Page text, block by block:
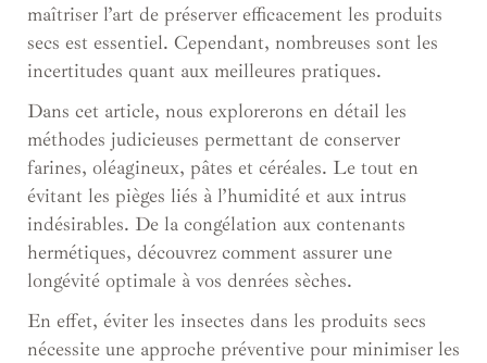
maîtriser l’art de préserver efficacement les produits
secs est essentiel. Cependant, nombreuses sont les
incertitudes quant aux meilleures pratiques.
Dans cet article, nous explorerons en détail les
méthodes judicieuses permettant de conserver
farines, oléagineux, pâtes et céréales. Le tout en
évitant les pièges liés à l’humidité et aux intrus
indésirables. De la congélation aux contenants
hermétiques, découvrez comment assurer une
longévité optimale à vos denrées sèches.
En effet, éviter les insectes dans les produits secs
nécessite une approche préventive pour minimiser les